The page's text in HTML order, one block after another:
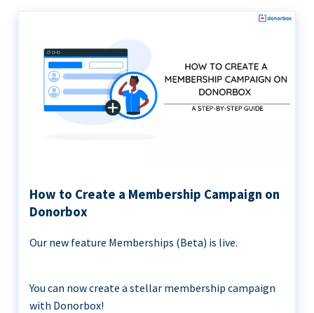
How to Create a Membership Campaign on
Donorbox
Our new feature Memberships (Beta) is live.
You can now create a stellar membership campaign
with Donorbox!